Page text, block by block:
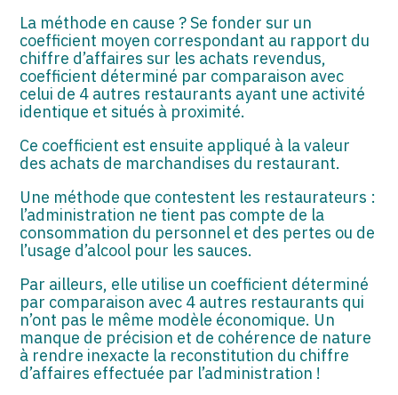
La méthode en cause ? Se fonder sur un
coefficient moyen correspondant au rapport du
chiffre d’affaires sur les achats revendus,
coefficient déterminé par comparaison avec
celui de 4 autres restaurants ayant une activité
identique et situés à proximité.
Ce coefficient est ensuite appliqué à la valeur
des achats de marchandises du restaurant.
Une méthode que contestent les restaurateurs :
l’administration ne tient pas compte de la
consommation du personnel et des pertes ou de
l’usage d’alcool pour les sauces.
Par ailleurs, elle utilise un coefficient déterminé
par comparaison avec 4 autres restaurants qui
n’ont pas le même modèle économique. Un
manque de précision et de cohérence de nature
à rendre inexacte la reconstitution du chiffre
d’affaires effectuée par l’administration !